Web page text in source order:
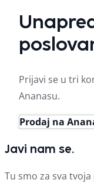
Prijavi se u tri
Ananasu.
Prodaj na
Javi nam se.
Tu smo za sva